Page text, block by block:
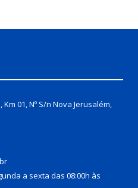
01, Nº S/n Nova Jerusalém,
a sexta das 08:00h às